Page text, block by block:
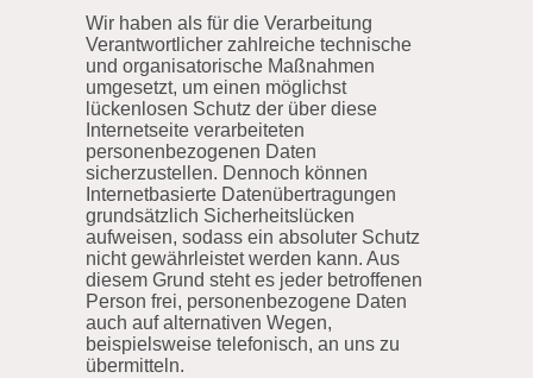
Wir haben als für die Verarbeitung
Verantwortlicher zahlreiche technische
und organisatorische Maßnahmen
umgesetzt, um einen möglichst
lückenlosen Schutz der über diese
Internetseite verarbeiteten
personenbezogenen Daten
sicherzustellen. Dennoch können
Internetbasierte Datenübertragungen
grundsätzlich Sicherheitslücken
aufweisen, sodass ein absoluter Schutz
nicht gewährleistet werden kann. Aus
diesem Grund steht es jeder betroffenen
Person frei, personenbezogene Daten
auch auf alternativen Wegen,
beispielsweise telefonisch, an uns zu
übermitteln.